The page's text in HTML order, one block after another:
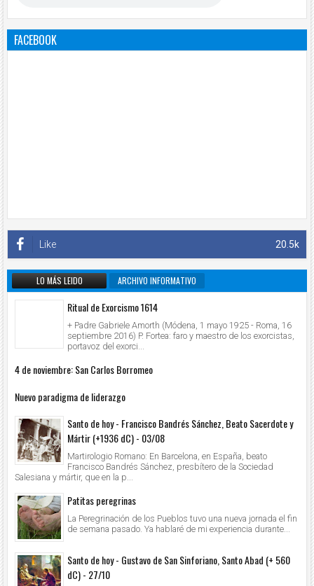
FACEBOOK
20.5k
Like
LO MÁS LEIDO ARCHIVO INFORMATIVO
Ritual de Exorcismo 1614
+ Padre Gabriele Amorth (Módena, 1 mayo 1925 - Roma, 16
septiembre 2016) P. Fortea: faro y maestro de los exorcistas,
portavoz del exorci...
4 de noviembre: San Carlos Borromeo
Nuevo paradigma de liderazgo
Santo de hoy - Francisco Bandrés Sánchez, Beato Sacerdote y
Mártir (+1936 dC) - 03/08
Martirologio Romano: En Barcelona, en España, beato
Francisco Bandrés Sánchez, presbítero de la Sociedad
Salesiana y mártir, que en la p...
Patitas peregrinas
La Peregrinación de los Pueblos tuvo una nueva jornada el fin
de semana pasado. Ya hablaré de mi experiencia durante...
Santo de hoy - Gustavo de San Sinforiano, Santo Abad (+ 560
dC) - 27/10